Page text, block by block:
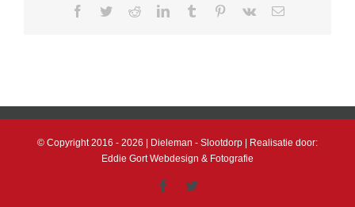
Facebook
TwitterRedditLinkedInTumblr Pinterest
Vk
E-
© Copyright 2016 - 2026 | Dieleman - Slootdorp | Realisatie door:
Eddie Gort Webdesign & Fotografie
FacebookTwitter